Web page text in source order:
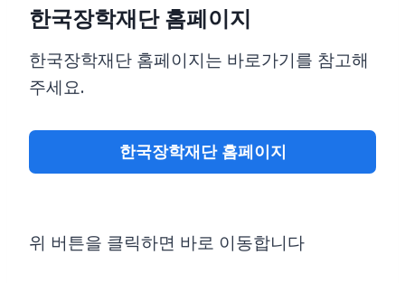
한국장학재단 홈페이지
한국장학재단 홈페이지는 바로가기를 참고해
주세요.
한국장학재단 홈페이지
위 버튼을 클릭하면 바로 이동합니다